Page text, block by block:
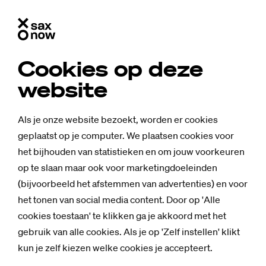
Cookies op deze
website
Als je onze website bezoekt, worden er cookies
geplaatst op je computer. We plaatsen cookies voor
het bijhouden van statistieken en om jouw voorkeuren
op te slaan maar ook voor marketingdoeleinden
(bijvoorbeeld het afstemmen van advertenties) en voor
het tonen van social media content. Door op 'Alle
cookies toestaan' te klikken ga je akkoord met het
gebruik van alle cookies. Als je op 'Zelf instellen' klikt
kun je zelf kiezen welke cookies je accepteert.